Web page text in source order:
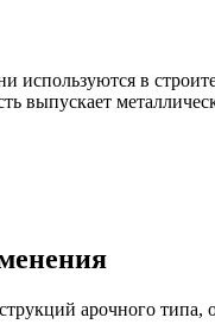
в
выпускает
арочного